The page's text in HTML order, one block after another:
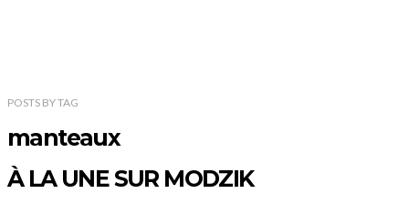
POSTS BYTAG
manteaux
À LA UNE SUR MODZIK